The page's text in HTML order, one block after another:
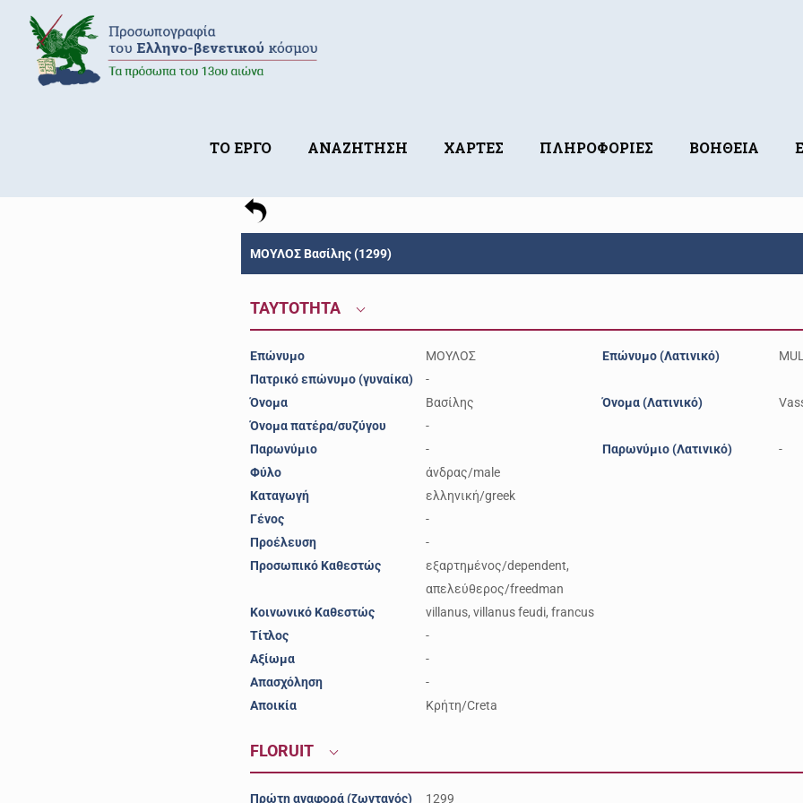
ΤΟ ΕΡΓΟ ΑΝΑΖΗΤΗΣΗ ΧΑΡΤΕΣ ΠΛΗΡΟΦΟΡΙΕΣ ΒΟΗΘΕΙΑ
ΜΟΥΛΟΣ Βασίλης (1299)
ΤΑΥΤΟΤΗΤΑ
Επώνυμο
ΜΟΥΛΟΣ
Πατρικό επώνυμο (γυναίκα)
-
Όνομα
Βασίλης
Όνομα πατέρα/συζύγου
-
Παρωνύμιο
-
Φύλο
άνδρας/male
Καταγωγή
ελληνική/greek
Γένος
-
Προέλευση
-
Προσωπικό Καθεστώς
εξαρτημένος/dependent,
απελεύθερος/freedman
Κοινωνικό Καθεστώς
villanus, villanus feudi, francus
Τίτλος
-
Αξίωμα
-
Απασχόληση
-
Αποικία
Κρήτη/Creta
Επώνυμο (Λατινικό)
Όνομα (Λατινικό)
Παρωνύμιο (Λατινικό) -
FLORUIT
Πρώτη αναφορά (ζωντανός)
1299